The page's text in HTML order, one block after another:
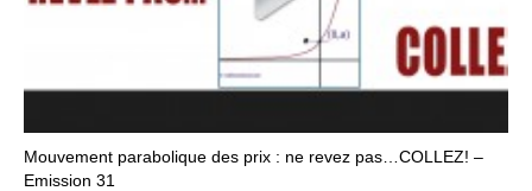
Mouvement parabolique des prix : ne revez pas…COLLEZ! –
Emission 31